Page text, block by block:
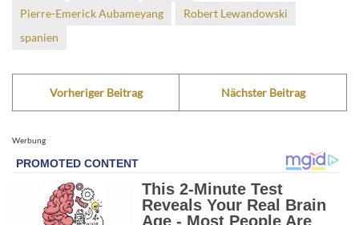
Pierre-Emerick Aubameyang
Robert Lewandowski
spanien
Vorheriger Beitrag Nächster Beitrag
Werbung